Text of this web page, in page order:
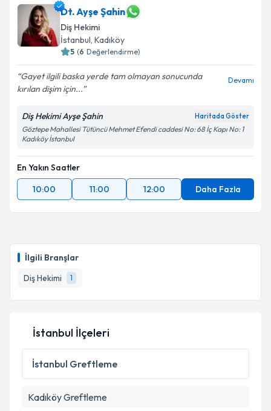
İlgili Branşlar
Diş Hekimi
1
Dt. Ayşe Şahin
Diş Hekimi
İstanbul, Kadıköy
5 (6 Değerlendirme)
Gayet ilgili baska yerde tam olmayan sonucunda
kırılan dişim için...
Devamı
Diş Hekimi Ayşe Şahin Haritada Göster
Göztepe Mahallesi Tütüncü Mehmet Efendi caddesi No: 68 İç Kapı No: 1
Kadıköy İstanbul
En Yakın Saatler
10:00
11:00 12:00 Daha Fazla
İstanbul İlçeleri
İstanbul Greftleme
KadıköyGreftleme